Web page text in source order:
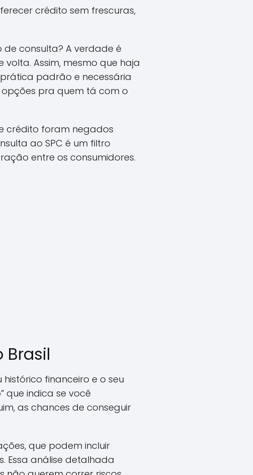
crédito sem frescuras,
consulta? A verdade é
Assim, mesmo que haja
padrão e necessária
opções pra quem tá com o
crédito foram negados
ao SPC é um filtro
entre os consumidores.
Brasil
financeiro e o seu
que indica se você
as chances de conseguir
que podem incluir
Essa análise detalhada